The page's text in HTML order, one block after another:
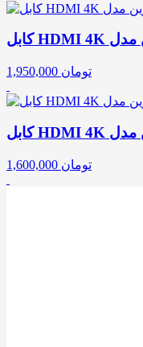
1,950,000 تومان
1,600,000 تومان